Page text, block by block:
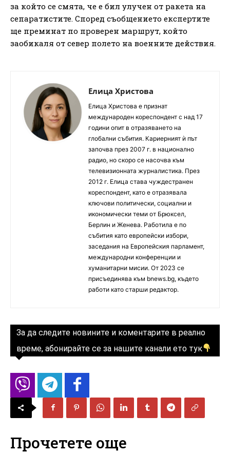
за който се смята, че е бил улучен от ракета на
сепаратистите. Според съобщението експертите
ще преминат по проверен маршрут, който
заобикаля от север полето на военните действия.
Елица Христова
Елица Христова е признат
международен кореспондент с над 17
години опит в отразяването на
глобални събития. Кариерният ѝ път
започва през 2007 г. в национално
радио, но скоро се насочва към
телевизионната журналистика. През
2012 г. Елица става чуждестранен
кореспондент, като е отразявала
ключови политически, социални и
икономически теми от Брюксел,
Берлин и Женева. Работила е по
събития като европейски избори,
заседания на Европейския парламент,
международни конференции и
хуманитарни мисии. От 2023 се
присъединява към bnews.bg, където
работи като старши редактор.
За да следите новините и коментарите в реално
време, абонирайте се за нашите канали ето тук
Прочетете още